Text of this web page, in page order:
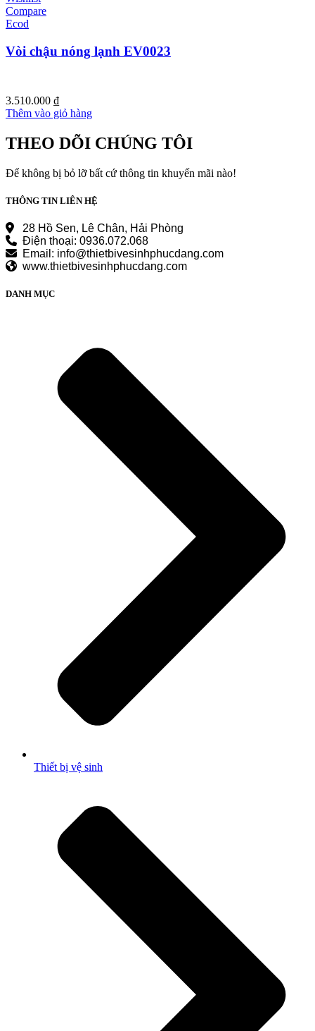
Compare
Ecod
Vòi chậu nóng lạnh EV0023
3.510.000 ₫
Thêm vào giỏ hàng
THEO DÕI CHÚNG TÔI
Để không bị bỏ lỡ bất cứ thông tin khuyến mãi nào!
THÔNG TIN LIÊN HỆ
28 Hồ Sen, Lê Chân, Hải Phòng
Điện thoại: 0936.072.068
Email: info@thietbivesinhphucdang.com
www.thietbivesinhphucdang.com
DANH MỤC
Thiết bị vệ sinh